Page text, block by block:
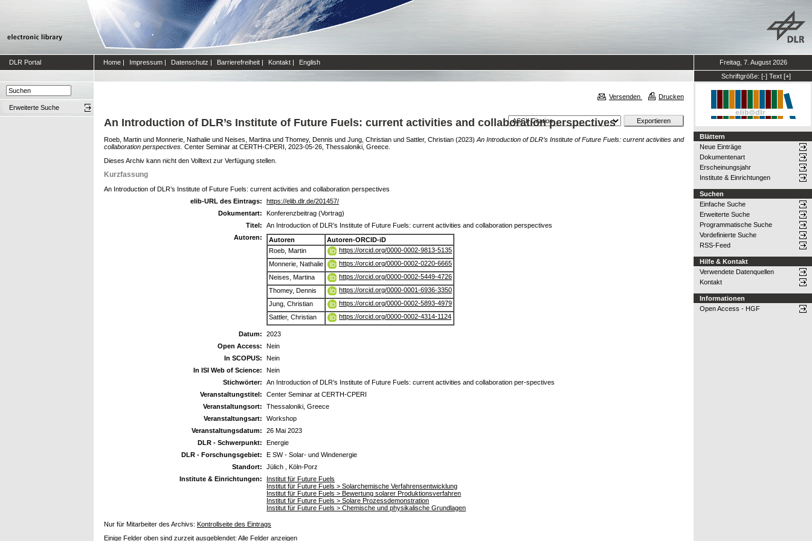
DLR Portal Home | Impressum | Datenschutz | Barrierefreiheit | Kontakt | English
Freitag, 7. August 2026
Schriftgröße: [-] Text [+]
Erweiterte Suche
Versenden Drucken
An Introduction of DLR’s Institute of Future Fuels: current activities and collaboration perspectives
Roeb, Martin und Monnerie, Nathalie und Neises, Martina und Thomey, Dennis und Jung, Christian und Sattler, Christian (2023) An Introduction of DLR’s Institute of Future Fuels: current activities and
collaboration perspectives. Center Seminar at CERTH-CPERI, 2023-05-26, Thessaloniki, Greece.
Dieses Archiv kann nicht den Volltext zur Verfügung stellen.
Kurzfassung
An Introduction of DLR’s Institute of Future Fuels: current activities and collaboration perspectives
elib-URL des Eintrags:
https://elib.dlr.de/201457/
Dokumentart:
Konferenzbeitrag (Vortrag)
Titel:
An Introduction of DLR’s Institute of Future Fuels: current activities and collaboration perspectives
Autoren:
Autoren
Autoren-ORCID-iD
Roeb, Martin
https://orcid.org/0000-0002-9813-5135
Monnerie, Nathalie
https://orcid.org/0000-0002-0220-6665
Neises, Martina
https://orcid.org/0000-0002-5449-4726
Thomey, Dennis
https://orcid.org/0000-0001-6936-3350
Jung, Christian
https://orcid.org/0000-0002-5893-4979
Sattler, Christian
https://orcid.org/0000-0002-4314-1124
Datum:
2023
Open Access:
Nein
In SCOPUS:
Nein
In ISI Web of Science:
Nein
Stichwörter:
An Introduction of DLR’s Institute of Future Fuels: current activities and collaboration per-spectives
Veranstaltungstitel:
Center Seminar at CERTH-CPERI
Veranstaltungsort:
Thessaloniki, Greece
Veranstaltungsart:
Workshop
Veranstaltungsdatum:
26 Mai 2023
DLR - Schwerpunkt:
Energie
DLR - Forschungsgebiet:
E SW - Solar- und Windenergie
Standort:
Jülich , Köln-Porz
Institute & Einrichtungen:
Institut für Future Fuels
Institut für Future Fuels > Solarchemische Verfahrensentwicklung
Institut für Future Fuels > Bewertung solarer Produktionsverfahren
Institut für Future Fuels > Solare Prozessdemonstration
Institut für Future Fuels > Chemische und physikalische Grundlagen
Nur für Mitarbeiter des Archivs: Kontrollseite des Eintrags
Einige Felder oben sind zurzeit ausgeblendet: Alle Felder anzeigen
Blättern
Neue Einträge
Dokumentenart
Erscheinungsjahr
Institute & Einrichtungen
Suchen
Einfache Suche
Erweiterte Suche
Programmatische Suche
Vordefinierte Suche
RSS-Feed
Hilfe & Kontakt
Verwendete Datenquellen
Kontakt
Informationen
Open Access - HGF